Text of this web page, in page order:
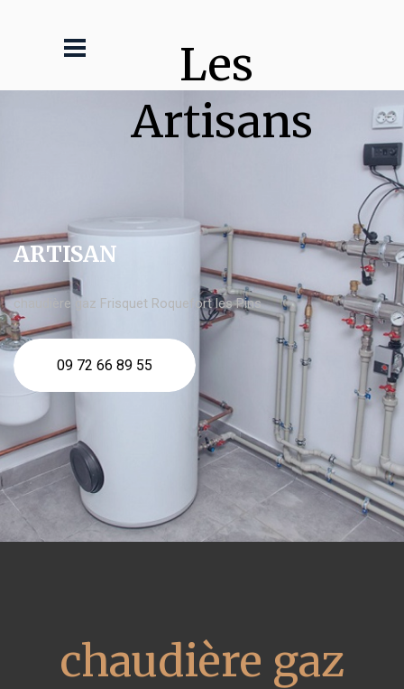
Les
Artisans
ARTISAN
chaudière gaz Frisquet Roquefort les Pins
09 72 66 89 55
chaudière gaz